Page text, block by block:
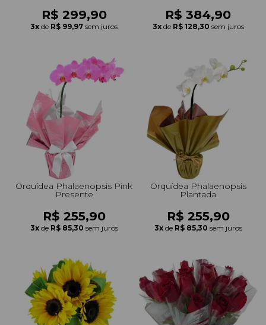
R$ 299,90
3x de R$ 99,97 sem juros
R$ 384,90
3x de R$ 128,30 sem juros
Orquídea Phalaenopsis Pink
Presente
R$ 255,90
3x de R$ 85,30 sem juros
Orquídea Phalaenopsis
Plantada
R$ 255,90
3x de R$ 85,30 sem juros